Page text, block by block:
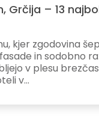
Grčija – 13
kjer zgodovina
in sodobno
v plesu
v...